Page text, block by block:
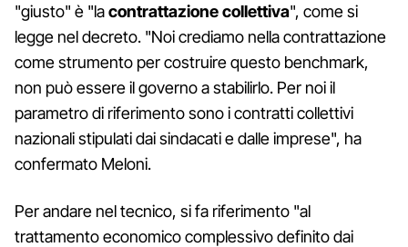
"giusto" è "lacontrattazione collettiva", come si
legge nel decreto. "Noi crediamo nella contrattazione
come strumento per costruire questo benchmark,
non può essere il governo a stabilirlo. Per noi il
parametro di riferimento sono i contratti collettivi
nazionali stipulati dai sindacati e dalle imprese", ha
confermato Meloni.
Per andare nel tecnico, si fa riferimento "al
trattamento economico complessivo definito dai